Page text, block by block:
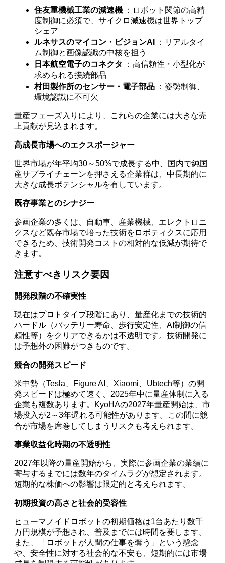
住友重機械工業の減速機 ：ロボット関節の高精
度制御に必須で、サイクロ減速機は世界トップ
シェア
ルネサスのマイコン・ビジョンAI
：リアルタイ
ム制御と画像認識の中核を担う
日本航空電子のコネクタ
：高信頼性・小型化が
求められる接続部品
村田製作所のセンサー・電子部品 ：姿勢制御、
環境認識に不可欠
量産フェーズ入りにより、これらの企業には大きな売
上貢献が見込まれます。
高成長市場へのエクスポージャー
世界市場が年平均30～50%で成長する中、国内で純国
産サプライチェーンを押さえる企業群は、中長期的に
大きな成長ポテンシャルを有しています。
既存事業とのシナジー
参画企業の多くは、自動車、産業機械、エレクトロニ
クスなど既存市場で培った技術をロボティクスに応用
できるため、技術開発コストの相対的な低減が期待で
きます。
注意すべきリスク要因
開発段階の不確実性
現在はプロトタイプ段階にあり、量産化までの技術的
ハードル（バッテリー寿命、歩行安定性、AI制御の信
頼性等）をクリアできるかは不透明です。技術開発に
は予想外の困難がつきものです。
競合の開発スピード
米中勢（Tesla、Figure AI、Xiaomi、Ubtech等）の開
発スピードは極めて速く、2025年中に量産体制に入る
企業も複数あります。KyoHAの2027年量産開始は、市
場投入が2～3年遅れる可能性があります。この間に競
合が市場を席巻してしまうリスクも考えられます。
事業収益化時期の不透明性
2027年以降の量産開始から、実際に参画企業の業績に
寄与するまでには数年のタイムラグが想定されます。
短期的な株価への影響は限定的と考えられます。
初期投資の高さと社会的受容性
ヒューマノイドロボットの初期価格は1台あたり数千
万円規模が予想され、普及までには時間を要します。
また、「ロボットが人間の仕事を奪う」という懸念
や、安全性に対する社会的な不安も、短期的には市場